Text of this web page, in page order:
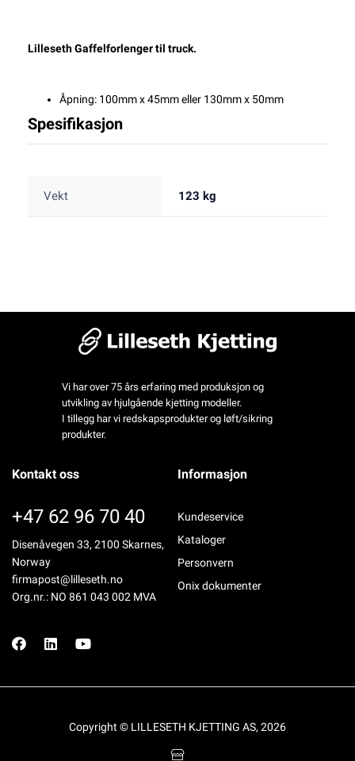
Lilleseth Gaffelforlenger til truck.
Åpning: 100mm x 45mm eller 130mm x 50mm
Spesifikasjon
Vekt 123 kg
Vi har over 75 års erfaring med produksjon og
utvikling av hjulgående kjetting modeller.
I tillegg har vi redskapsprodukter og løft/sikring
produkter.
Kontakt oss
+47 62 96 70 40
Disenåvegen 33, 2100 Skarnes,
Norway
firmapost@lilleseth.no
Org.nr.: NO 861 043 002 MVA
Informasjon
Kundeservice
Kataloger
Personvern
Onix dokumenter
Copyright © LILLESETH KJETTING AS, 2026